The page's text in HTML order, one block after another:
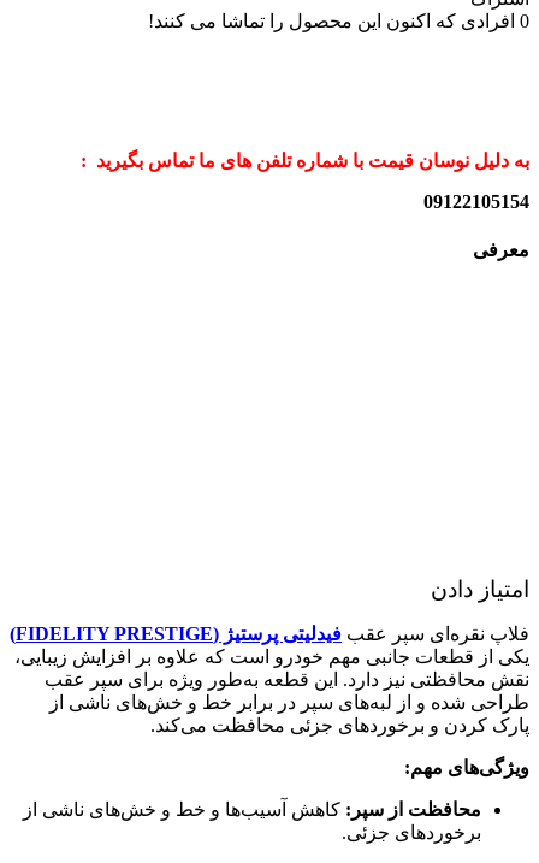
0 افرادی که اکنون این محصول را تماشا می کنند!
به دلیل نوسان قیمت با شماره تلفن های ما تماس بگیرید :
09122105154
معرفی
امتیاز دادن
فلاپ نقره‌ای سپر عقب فیدلیتی پرستیژ (FIDELITY PRESTIGE)
یکی از قطعات جانبی مهم خودرو است که علاوه بر افزایش زیبایی،
نقش محافظتی نیز دارد. این قطعه به‌طور ویژه برای سپر عقب
طراحی شده و از لبه‌های سپر در برابر خط و خش‌های ناشی از
پارک کردن و برخوردهای جزئی محافظت می‌کند.
ویژگی‌های مهم:
محافظت از سپر: کاهش آسیب‌ها و خط و خش‌های ناشی از
برخوردهای جزئی.